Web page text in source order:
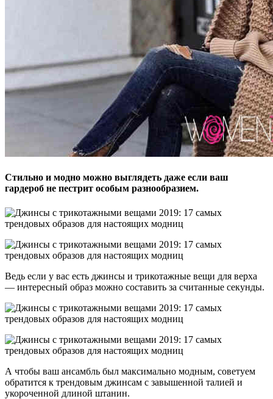
Стильно и модно можно выглядеть даже если ваш
гардероб не пестрит особым разнообразием.
Ведь если у вас есть джинсы и трикотажные вещи для верха
— интересный образ можно составить за считанные секунды.
А чтобы ваш ансамбль был максимально модным, советуем
обратится к трендовым джинсам с завышенной талией и
укороченной длиной штанин.